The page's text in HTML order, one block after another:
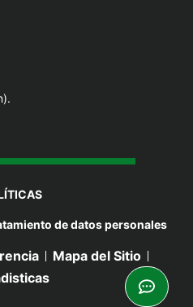
de datos personales
Mapa del Sitio